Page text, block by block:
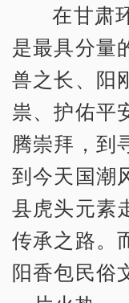
在甘肃
是最具分量
兽之长、阳
祟、护佑平
腾崇拜，到
到今天国潮
县虎头元素
传承之路。
阳香包民俗